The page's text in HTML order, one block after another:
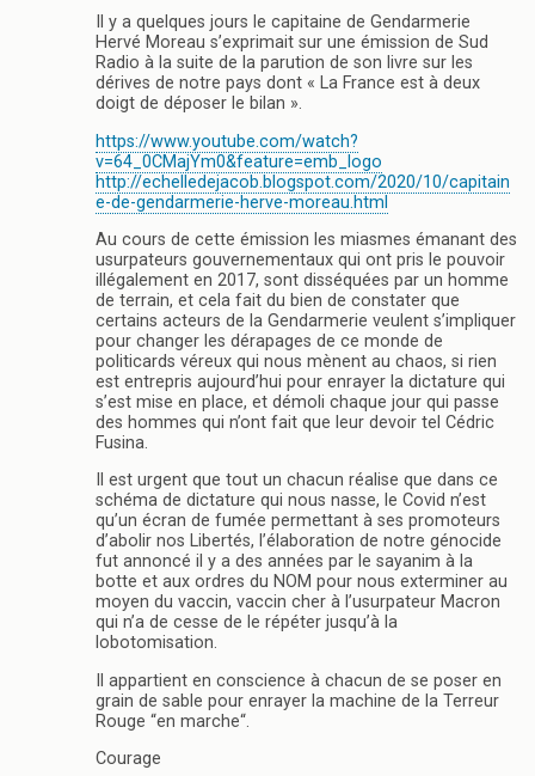
Il y a quelques jours le capitaine de Gendarmerie
Hervé Moreau s’exprimait sur une émission de Sud
Radio à la suite de la parution de son livre sur les
dérives de notre pays dont « La France est à deux
doigt de déposer le bilan ».
https://www.youtube.com/watch?
v=64_0CMajYm0&feature=emb_logo
http://echelledejacob.blogspot.com/2020/10/capitain
e-de-gendarmerie-herve-moreau.html
Au cours de cette émission les miasmes émanant des
usurpateurs gouvernementaux qui ont pris le pouvoir
illégalement en 2017, sont disséquées par un homme
de terrain, et cela fait du bien de constater que
certains acteurs de la Gendarmerie veulent s’impliquer
pour changer les dérapages de ce monde de
politicards véreux qui nous mènent au chaos, si rien
est entrepris aujourd’hui pour enrayer la dictature qui
s’est mise en place, et démoli chaque jour qui passe
des hommes qui n’ont fait que leur devoir tel Cédric
Fusina.
Il est urgent que tout un chacun réalise que dans ce
schéma de dictature qui nous nasse, le Covid n’est
qu’un écran de fumée permettant à ses promoteurs
d’abolir nos Libertés, l’élaboration de notre génocide
fut annoncé il y a des années par le sayanim à la
botte et aux ordres du NOM pour nous exterminer au
moyen du vaccin, vaccin cher à l’usurpateur Macron
qui n’a de cesse de le répéter jusqu’à la
lobotomisation.
Il appartient en conscience à chacun de se poser en
grain de sable pour enrayer la machine de la Terreur
Rouge “en marche“.
Courage